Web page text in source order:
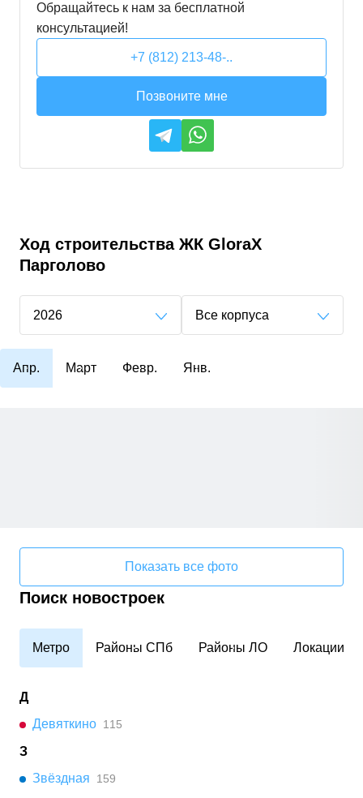
Обращайтесь к нам за бесплатной
консультацией!
+7 (812) 213-48-..
Позвоните мне
Ход строительства ЖК GloraX
Парголово
2026 Все корпуса
Апр. Март Февр. Янв.
Показать все фото
Поиск новостроек
Метро Районы СПб Районы ЛО Локации
Д
Девяткино 115
З
Звёздная
159